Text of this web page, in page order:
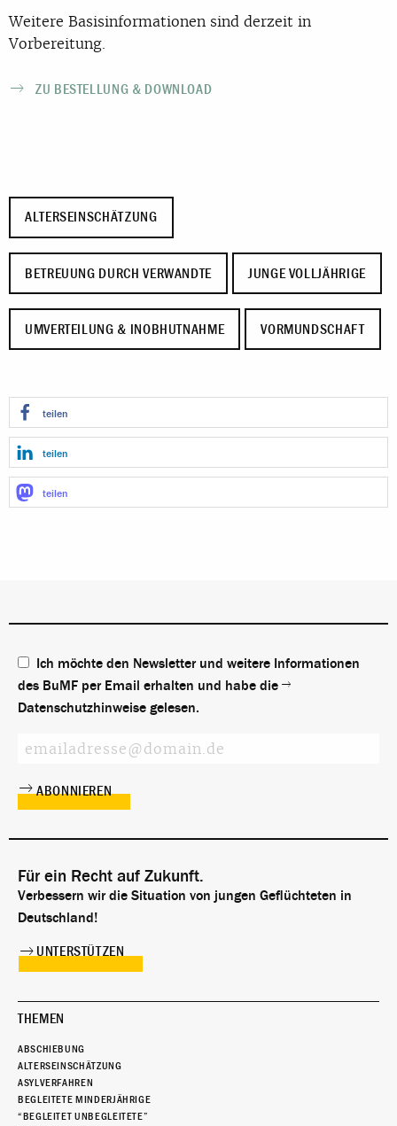
Weitere Basisinformationen sind derzeit in
Vorbereitung.
ZU BESTELLUNG & DOWNLOAD
ALTERSEINSCHÄTZUNG
BETREUUNG DURCH VERWANDTE JUNGE VOLLJÄHRIGE
UMVERTEILUNG & INOBHUTNAHME VORMUNDSCHAFT
teilen
teilen
teilen
Ich möchte den Newsletter und weitere Informationen
des BuMF per Email erhalten und habe die
Datenschutzhinweise gelesen.
Für ein Recht auf Zukunft.
Verbessern wir die Situation von jungen Geflüchteten in
Deutschland!
UNTERSTÜTZEN
THEMEN
ABSCHIEBUNG
ALTERSEINSCHÄTZUNG
ASYLVERFAHREN
BEGLEITETE MINDERJÄHRIGE
“BEGLEITET UNBEGLEITETE”